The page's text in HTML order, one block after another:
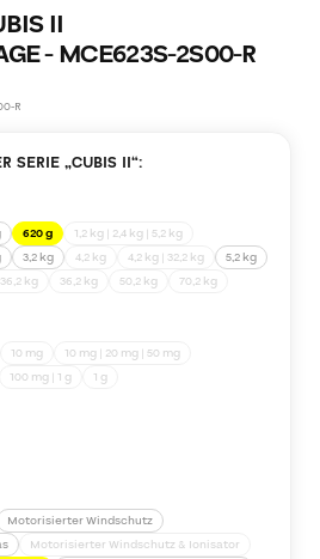
II
- MCE623S-2S00-R
R
SERIE „CUBIS II“:
620 g
1,2 kg | 2,4 kg | 5,2 kg
3,2 kg 4,2 kg 4,2 kg | 32,2 kg
5,2 kg
kg 36,2 kg 50,2 kg 70,2 kg
10 mg
10 mg | 20 mg | 50 mg
100 mg | 1 g 1 g
Motorisierter Windschutz
Motorisierter Windschutz & Ionisator